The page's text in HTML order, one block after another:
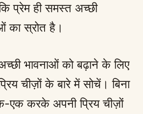
प्रेम ही समस्त अच्छी
का स्रोत है।
भावनाओं को बढ़ाने के लिए
चीज़ों के बारे में सोचें। बिना
एक करके अपनी प्रिय चीज़ों